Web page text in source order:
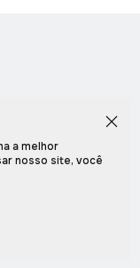
a melhor
nosso site, você